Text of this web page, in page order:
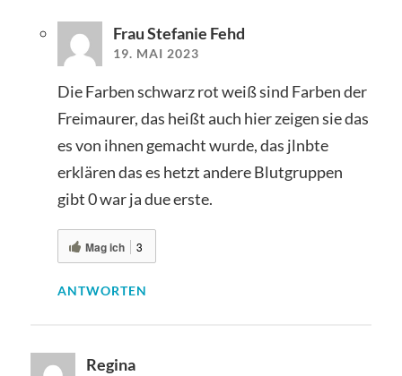
Frau Stefanie Fehd
19. MAI 2023
Die Farben schwarz rot weiß sind Farben der
Freimaurer, das heißt auch hier zeigen sie das
es von ihnen gemacht wurde, das jlnbte
erklären das es hetzt andere Blutgruppen
gibt 0 war ja due erste.
Mag ich 3
ANTWORTEN
Regina